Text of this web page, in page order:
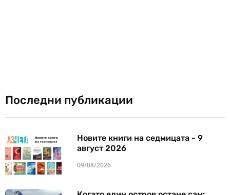
Последни публикации
Новите книги на седмицата - 9
август 2026
09/08/2026